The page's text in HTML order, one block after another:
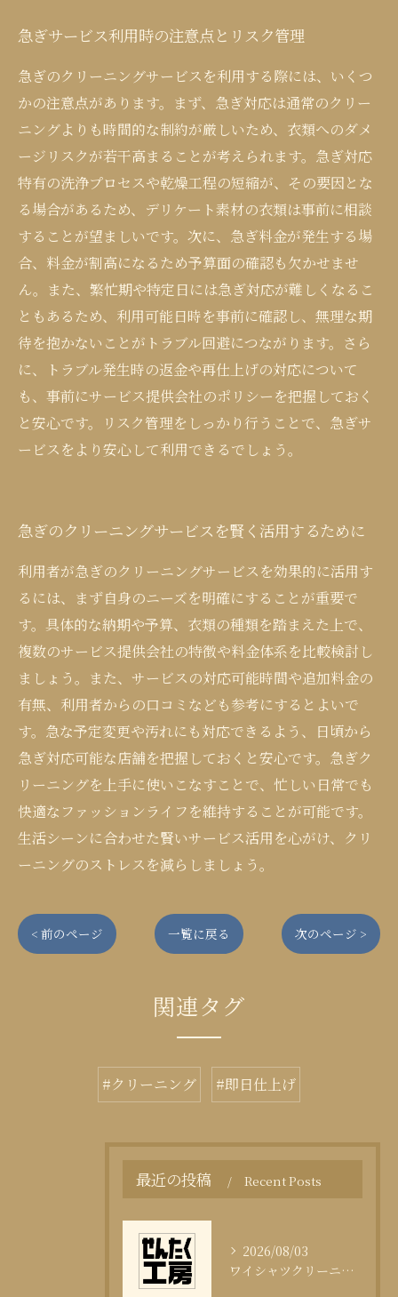
急ぎサービス利用時の注意点とリスク管理
急ぎのクリーニングサービスを利用する際には、いくつ
かの注意点があります。まず、急ぎ対応は通常のクリー
ニングよりも時間的な制約が厳しいため、衣類へのダメ
ージリスクが若干高まることが考えられます。急ぎ対応
特有の洗浄プロセスや乾燥工程の短縮が、その要因とな
る場合があるため、デリケート素材の衣類は事前に相談
することが望ましいです。次に、急ぎ料金が発生する場
合、料金が割高になるため予算面の確認も欠かせませ
ん。また、繁忙期や特定日には急ぎ対応が難しくなるこ
ともあるため、利用可能日時を事前に確認し、無理な期
待を抱かないことがトラブル回避につながります。さら
に、トラブル発生時の返金や再仕上げの対応について
も、事前にサービス提供会社のポリシーを把握しておく
と安心です。リスク管理をしっかり行うことで、急ぎサ
ービスをより安心して利用できるでしょう。
急ぎのクリーニングサービスを賢く活用するために
利用者が急ぎのクリーニングサービスを効果的に活用す
るには、まず自身のニーズを明確にすることが重要で
す。具体的な納期や予算、衣類の種類を踏まえた上で、
複数のサービス提供会社の特徴や料金体系を比較検討し
ましょう。また、サービスの対応可能時間や追加料金の
有無、利用者からの口コミなども参考にするとよいで
す。急な予定変更や汚れにも対応できるよう、日頃から
急ぎ対応可能な店舗を把握しておくと安心です。急ぎク
リーニングを上手に使いこなすことで、忙しい日常でも
快適なファッションライフを維持することが可能です。
生活シーンに合わせた賢いサービス活用を心がけ、クリ
ーニングのストレスを減らしましょう。
< 前のページ 一覧に戻る 次のページ >
関連タグ
#クリーニング #即日仕上げ
最近の投稿 Recent Posts
2026/08/03
ワイシャツクリーニング頻度と清潔感の科学